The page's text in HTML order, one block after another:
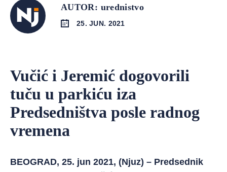
AUTOR: urednistvo
25. JUN. 2021
Vučić i Jeremić dogovorili
tuču u parkiću iza
Predsedništva posle radnog
vremena
BEOGRAD, 25. jun 2021, (Njuz) – Predsednik